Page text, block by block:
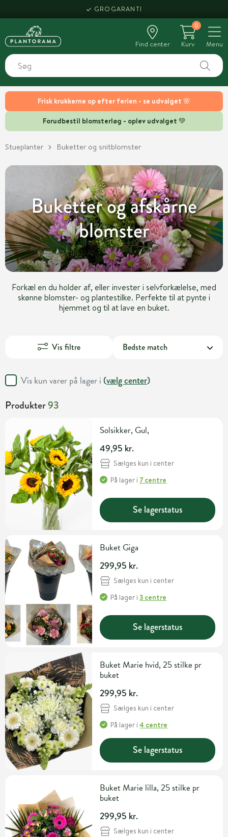
Frisk krukkerne op efter ferien - se udvalget 🌸
Forudbestil blomsterløg - oplev udvalget 💚
HENT SAMME DAG
Find center
0
Kurv
Menu
Stueplanter Buketter og snitblomster
Buketter og afskårne
blomster
Forkæl en du holder af, eller invester i selvforkælelse, med
skønne blomster- og plantestilke. Perfekte til at pynte i
hjemmet og til at lave en buket.
Vis filtre
Vis kun varer på lager i (vælg center)
Produkter93
Solsikker, Gul,
49,95 kr.
Sælges kun i center
På lager i 7 centre
Se lagerstatus
Buket Giga
299,95 kr.
Sælges kun i center
På lager i3 centre
Se lagerstatus
Buket Marie hvid, 25 stilke pr
buket
299,95 kr.
Sælges kun i center
På lager i4 centre
Se lagerstatus
Buket Marie lilla, 25 stilke pr
buket
299,95 kr.
Sælges kun i center